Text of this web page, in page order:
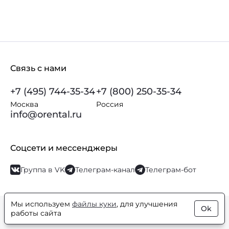
Связь с нами
+7 (495) 744-35-34
Москва
+7 (800) 250-35-34
Россия
info@orental.ru
Соцсети и мессенджеры
Группа в VK Телеграм-канал Телеграм-бот
© Orental.ru 2007–2026Интернет-магазин парфюмерии и
косметики
Мы используем файлы куки, для улучшения
работы сайта
Ok